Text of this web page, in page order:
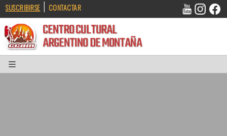
SUSCRIBIRSE | CONTACTAR
CENTRO CULTURAL
ARGENTINO DE MONTAÑA